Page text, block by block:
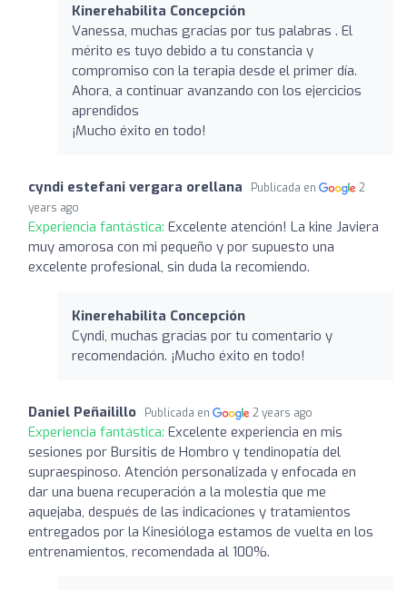
Kinerehabilita Concepción
Vanessa, muchas gracias por tus palabras . El
mérito es tuyo debido a tu constancia y
compromiso con la terapia desde el primer día.
Ahora, a continuar avanzando con los ejercicios
aprendidos
¡Mucho éxito en todo!
cyndi estefani vergara orellana Publicada en
2
years ago
Experiencia fantástica: Excelente atención! La kine Javiera
muy amorosa con mi pequeño y por supuesto una
excelente profesional, sin duda la recomiendo.
Kinerehabilita Concepción
Cyndi, muchas gracias por tu comentario y
recomendación. ¡Mucho éxito en todo!
Daniel Peñailillo Publicada en 2 years ago
Experiencia fantástica: Excelente experiencia en mis
sesiones por Bursitis de Hombro y tendinopatía del
supraespinoso. Atención personalizada y enfocada en
dar una buena recuperación a la molestia que me
aquejaba, después de las indicaciones y tratamientos
entregados por la Kinesióloga estamos de vuelta en los
entrenamientos, recomendada al 100%.